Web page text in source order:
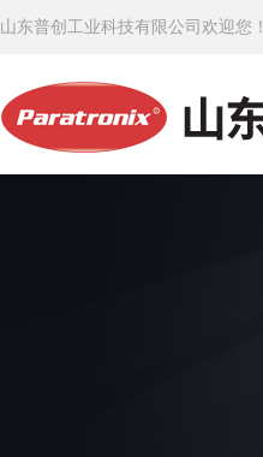
山东普创工业科技有限公司欢迎您！